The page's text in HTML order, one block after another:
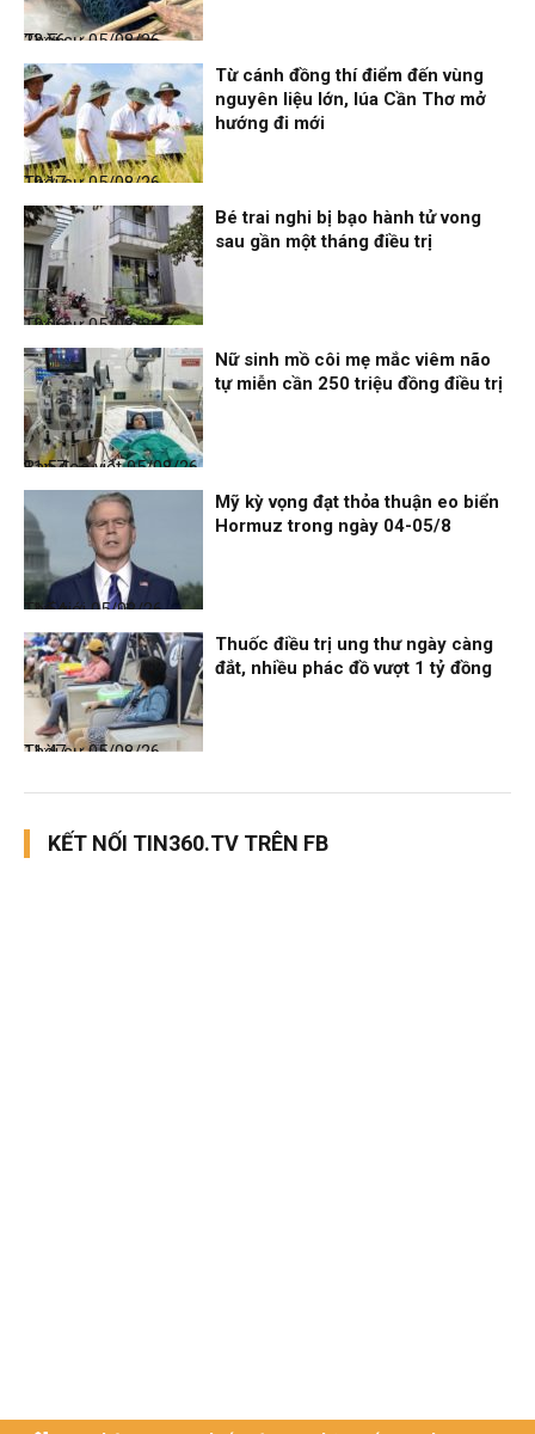
Thời sự
05/08/26, 23:56
Thời sự
05/08/26, 19:17
Từ cánh đồng thí điểm đến vùng
nguyên liệu lớn, lúa Cần Thơ mở
hướng đi mới
Thời sự
05/08/26, 12:06
Bé trai nghi bị bạo hành tử vong
sau gần một tháng điều trị
Bạn đọc viết
05/08/26, 11:57
Nữ sinh mồ côi mẹ mắc viêm não
tự miễn cần 250 triệu đồng điều trị
Thế giới
05/08/26, 11:54
Mỹ kỳ vọng đạt thỏa thuận eo biển
Hormuz trong ngày 04-05/8
Thời sự
05/08/26, 11:47
Thuốc điều trị ung thư ngày càng
đắt, nhiều phác đồ vượt 1 tỷ đồng
KẾT NỐI TIN360.TV TRÊN FB